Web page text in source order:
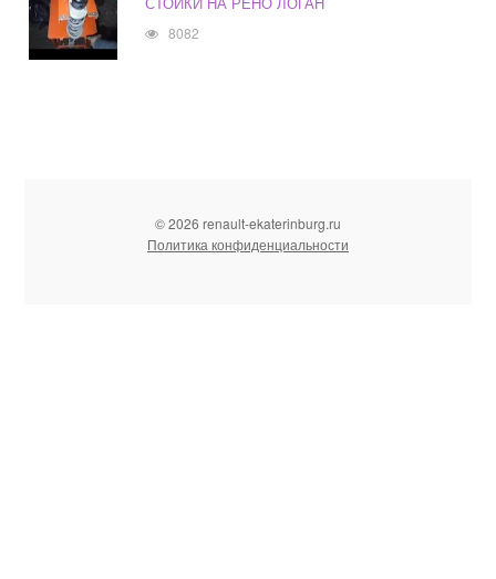
8082
© 2026 renault-ekaterinburg.ru
Политика конфиденциальности